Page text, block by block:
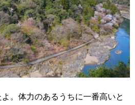
。体力のあるうちに一番高いと